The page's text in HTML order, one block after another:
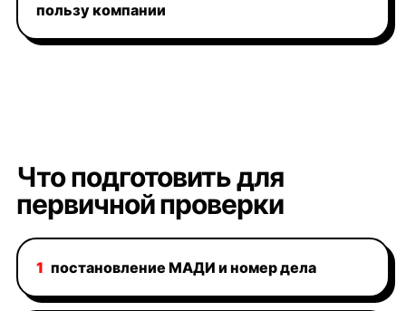
пользу компании
Что подготовить для
первичной проверки
1 постановление МАДИ и номер дела